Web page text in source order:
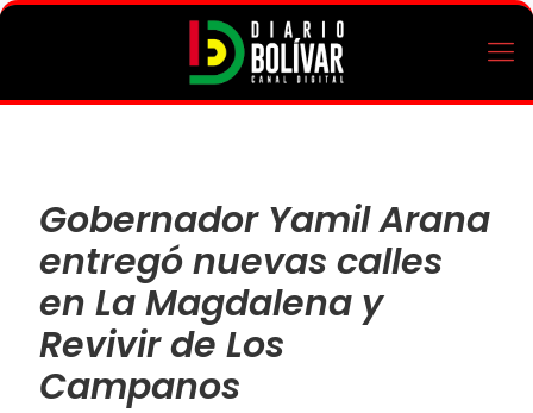
Gobernador Yamil Arana
entregó nuevas calles
en La Magdalena y
Revivir de Los
Campanos